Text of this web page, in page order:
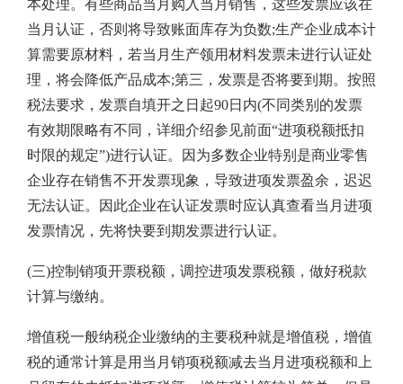
本处理。有些商品当月购入当月销售，这些发票应该在
当月认证，否则将导致账面库存为负数;生产企业成本计
算需要原材料，若当月生产领用材料发票未进行认证处
理，将会降低产品成本;第三，发票是否将要到期。按照
税法要求，发票自填开之日起90日内(不同类别的发票
有效期限略有不同，详细介绍参见前面“进项税额抵扣
时限的规定”)进行认证。因为多数企业特别是商业零售
企业存在销售不开发票现象，导致进项发票盈余，迟迟
无法认证。因此企业在认证发票时应认真查看当月进项
发票情况，先将快要到期发票进行认证。
(三)控制销项开票税额，调控进项发票税额，做好税款
计算与缴纳。
增值税一般纳税企业缴纳的主要税种就是增值税，增值
税的通常计算是用当月销项税额减去当月进项税额和上